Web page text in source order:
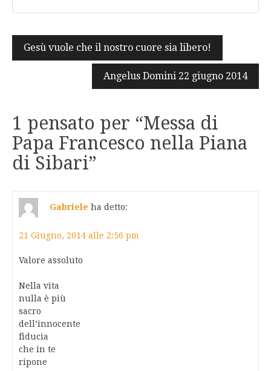
Navigazione
articoli
Gesù vuole che il nostro cuore sia libero!
Angelus Domini 22 giugno 2014
1 pensato per “Messa di
Papa Francesco nella Piana
di Sibari”
Gabriele ha detto:
21 Giugno, 2014 alle 2:56 pm
Valore assoluto
Nella vita
nulla è più
sacro
dell’innocente
fiducia
che in te
ripone